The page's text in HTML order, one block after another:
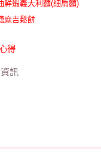
鮮蝦義大利麵(細扁麵)
麻吉鬆餅
得
訊